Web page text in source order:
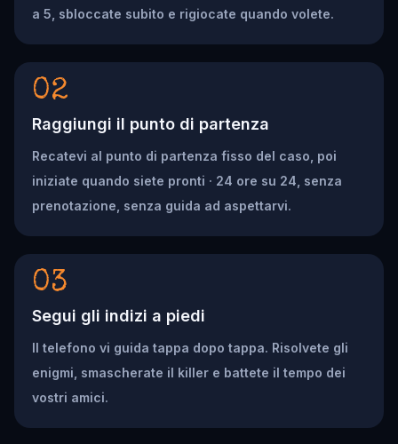
a 5, sbloccate subito e rigiocate quando volete.
02
Raggiungi il punto di partenza
Recatevi al punto di partenza fisso del caso, poi
iniziate quando siete pronti · 24 ore su 24, senza
prenotazione, senza guida ad aspettarvi.
03
Segui gli indizi a piedi
Il telefono vi guida tappa dopo tappa. Risolvete gli
enigmi, smascherate il killer e battete il tempo dei
vostri amici.